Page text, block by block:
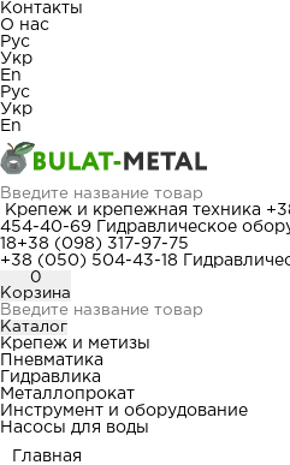
Контакты
О нас
Рус
Укр
En
Рус
Укр
En
Крепеж и крепежная техника
454-40-69
Гидравлическое
18+38 (098) 317-97-75
+38 (050) 504-43-18
0
Корзина
Каталог
Крепеж и метизы
Пневматика
Гидравлика
Металлопрокат
Инструмент и оборудование
Насосы для воды
Главная